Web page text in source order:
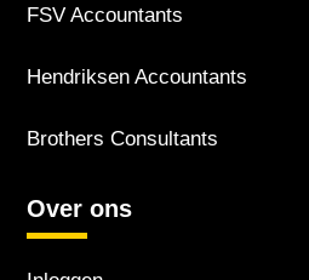
FSV Accountants
Hendriksen Accountants
Brothers Consultants
Over ons